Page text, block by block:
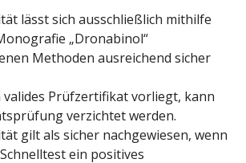
sich ausschließlich mithilfe
Monografie „Dronabinol“
Methoden ausreichend sicher
Prüfzertifikat vorliegt, kann
verzichtet werden.
als sicher nachgewiesen, wenn
ein positives